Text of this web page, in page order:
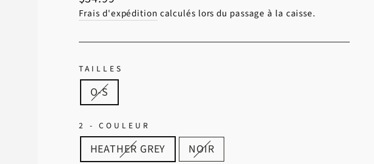
Frais d'expédition calculés lors du passage à la caisse.
TAILLES
O-S
2 - COULEUR
HEATHER GREY NOIR